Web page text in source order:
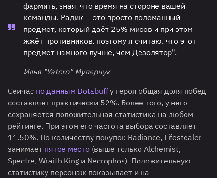
фармить, зная, что время на стороне вашей
команды. Радик — это просто поломанный
предмет, который даёт 25% мисов и при этом
жжёт противников, поэтому я считаю, что этот
предмет намного лучше, чем Дезолятор".
Илья "Yatoro" Мулярчук
Сейчас по данным Dotabuff у героя общая доля побед
составляет практически 52%. Более того, у него
сохраняется положительная статистика на любом
рейтинге. При этом его частота выбора составляет
11.50%. По количеству покупок Radiance, Lifestealer
занимает пятое место (выше только Alchemist,
Spectre, Wraith King и Necrophos). Положительную
статистику персонаж показывает и на